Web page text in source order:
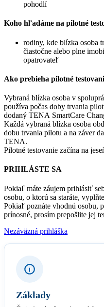
pohodlí
Koho hľadáme na pilotné
rodiny, kde blízka osoba
čiastočne alebo plne
opatrovateľ
Ako prebieha pilotné
Vybraná blízka osoba v
používa počas doby trvania
dodaný TENA SmartCare
Každá vybraná blízka osoba
dobu trvania pilotu a na záver
TENA.
Pilotné testovanie začína na
PRIHLÁSTE SA
Pokiaľ máte záujem prihlásiť
osobu, o ktorú sa staráte,
Pokiaľ poznáte vhodnú osobu,
prínosné, prosím prepošlite jej
Nezáväzná prihláška
Základy